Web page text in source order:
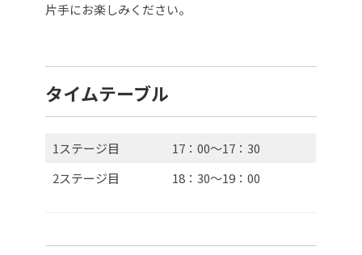
片手にお楽しみください。
タイムテーブル
1ステージ目
17：00～17：30
2ステージ目
18：30～19：00